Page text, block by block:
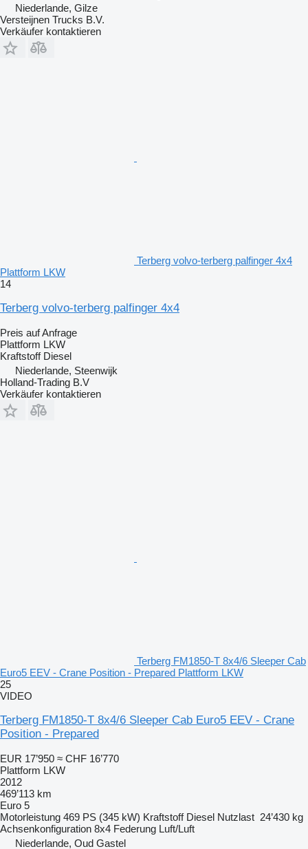
Niederlande, Gilze
Versteijnen Trucks B.V.
Verkäufer kontaktieren
Terberg volvo-terberg palfinger 4x4
Plattform LKW
14
Terberg volvo-terberg palfinger 4x4
Preis auf Anfrage
Plattform LKW
Kraftstoff Diesel
Niederlande, Steenwijk
Holland-Trading B.V
Verkäufer kontaktieren
Terberg FM1850-T 8x4/6 Sleeper Cab
Euro5 EEV - Crane Position - Prepared Plattform LKW
25
VIDEO
Terberg FM1850-T 8x4/6 Sleeper Cab Euro5 EEV - Crane
Position - Prepared
EUR 17’950 ≈ CHF 16’770
Plattform LKW
2012
469’113 km
Euro 5
Motorleistung 469 PS (345 kW) Kraftstoff Diesel Nutzlast 24’430 kg
Achsenkonfiguration 8x4 Federung Luft/Luft
Niederlande, Oud Gastel